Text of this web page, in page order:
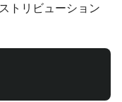
トリビューション